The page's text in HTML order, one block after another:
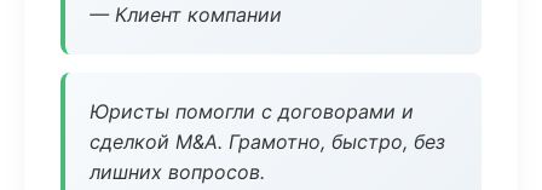
— Клиент компании
Юристы помогли с договорами и
сделкой M&A. Грамотно, быстро, без
лишних вопросов.